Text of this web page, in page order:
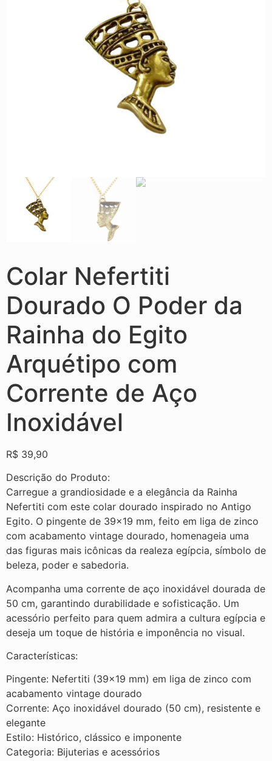
Colar Nefertiti
Dourado O Poder da
Rainha do Egito
Arquétipo com
Corrente de Aço
Inoxidável
R$ 39,90
Descrição do Produto:
Carregue a grandiosidade e a elegância da Rainha
Nefertiti com este colar dourado inspirado no Antigo
Egito. O pingente de 39×19 mm, feito em liga de zinco
com acabamento vintage dourado, homenageia uma
das figuras mais icônicas da realeza egípcia, símbolo de
beleza, poder e sabedoria.
Acompanha uma corrente de aço inoxidável dourada de
50 cm, garantindo durabilidade e sofisticação. Um
acessório perfeito para quem admira a cultura egípcia e
deseja um toque de história e imponência no visual.
Características:
Pingente: Nefertiti (39×19 mm) em liga de zinco com
acabamento vintage dourado
Corrente: Aço inoxidável dourado (50 cm), resistente e
elegante
Estilo: Histórico, clássico e imponente
Categoria: Bijuterias e acessórios